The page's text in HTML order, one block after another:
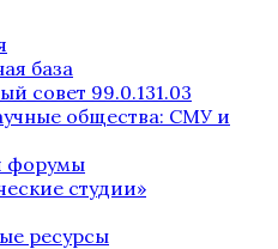
база
совет 99.0.131.03
общества: СМУ и
форумы
студии»
ресурсы